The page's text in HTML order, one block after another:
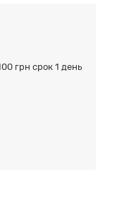
грн срок 1 день